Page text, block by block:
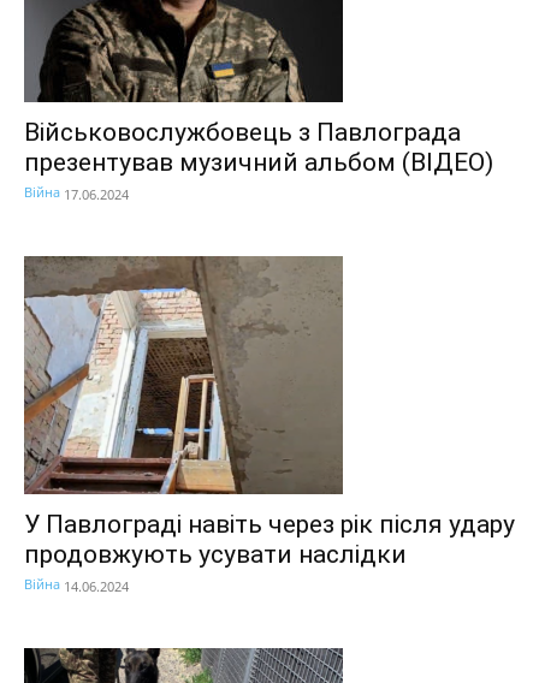
Військовослужбовець з Павлограда
презентував музичний альбом (ВІДЕО)
Війна 17.06.2024
У Павлограді навіть через рік після удару
продовжують усувати наслідки
Війна 14.06.2024